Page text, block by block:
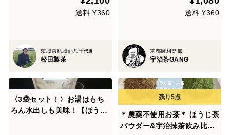
送料 ¥360
茨城県結城郡八千代町
松田製茶
送料 ¥360
京都府相楽郡
宇治茶GANG
〈3袋セット！〉お湯はもち
ろん水出しも美味！【ほうじ
＊農薬不使用お茶＊ ほうじ茶
パウダー&宇治抹茶飲み比べ